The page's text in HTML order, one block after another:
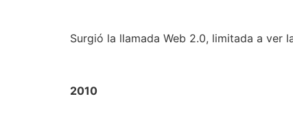
Surgió la llamada Web 2.0, limitada a ver
2010